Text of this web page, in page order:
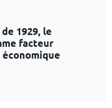
1929, le
facteur